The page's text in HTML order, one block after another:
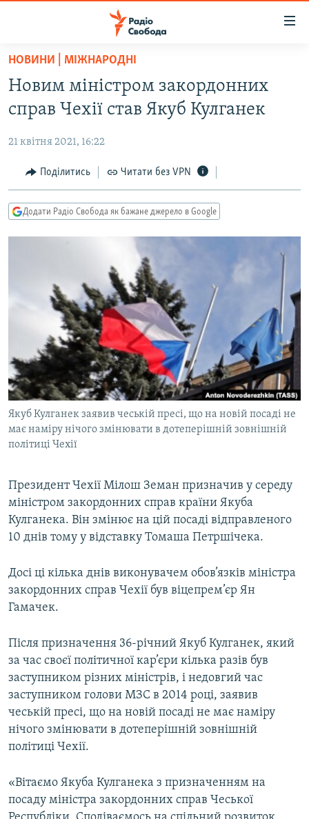
Перейти
основного
матеріалу
Перейти
до
навігації
Перейти
до
СТАТТІ
ПОЛІТИКА
ЕКОНОМІКА
КУЛЬТУРА
ВІЙНА
РОСІЙСЬКА «ФІЛЬТРАЦІЯ»
КРИМ.РЕАЛІЇ
ПРИАЗОВ’Я
КИТАЙ.ВИКЛИКИ
МУЛЬТИМЕДІА
ФОТО
СПЕЦПРОЄКТИ
ПОДКАСТИ
УКР
КТАТ
Усі сайти RFE/RL
НОВИНИ | МІЖНАРОДНІ
Новим міністром закордонних
справ Чехії став Якуб Кулганек
21 квітня 2021, 16:22
Поділитись Читати без VPN
Додати Радіо Свобода як бажане джерело в Google
Якуб Кулганек заявив чеській пресі, що на новій посаді не
має наміру нічого змінювати в дотеперішній зовнішній
політиці Чехії
Президент Чехії Мілош Земан призначив у середу
міністром закордонних справ країни Якуба
Кулганека. Він змінює на цій посаді відправленого
10 днів тому у відставку Томаша Петршічека.
Досі ці кілька днів виконувачем обов’язків міністра
закордонних справ Чехії був віцепрем’єр Ян
Гамачек.
Після призначення 36-річний Якуб Кулганек, який
за час своєї політичної кар’єри кілька разів був
заступником різних міністрів, і недовгий час
заступником голови МЗС в 2014 році, заявив
чеській пресі, що на новій посаді не має наміру
нічого змінювати в дотеперішній зовнішній
політиці Чехії.
«Вітаємо Якуба Кулганека з призначенням на
посаду міністра закордонних справ Чеської